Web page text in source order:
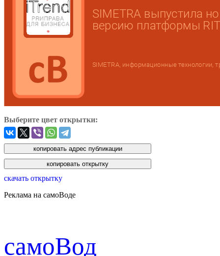
Выберите цвет открытки:
скачать открытку
Реклама на самоВоде
cамоВод